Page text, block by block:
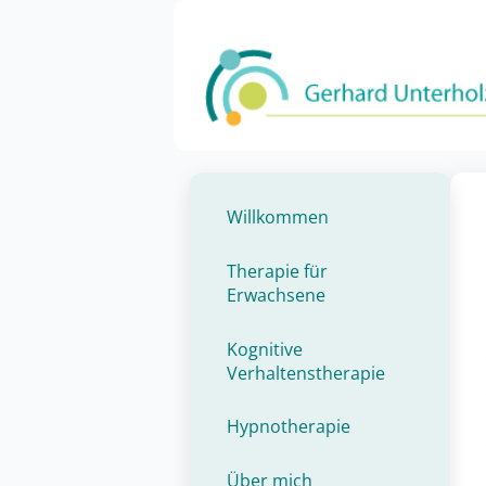
Willkommen
Therapie für
Erwachsene
Kognitive
Verhaltenstherapie
Hypnotherapie
Über mich